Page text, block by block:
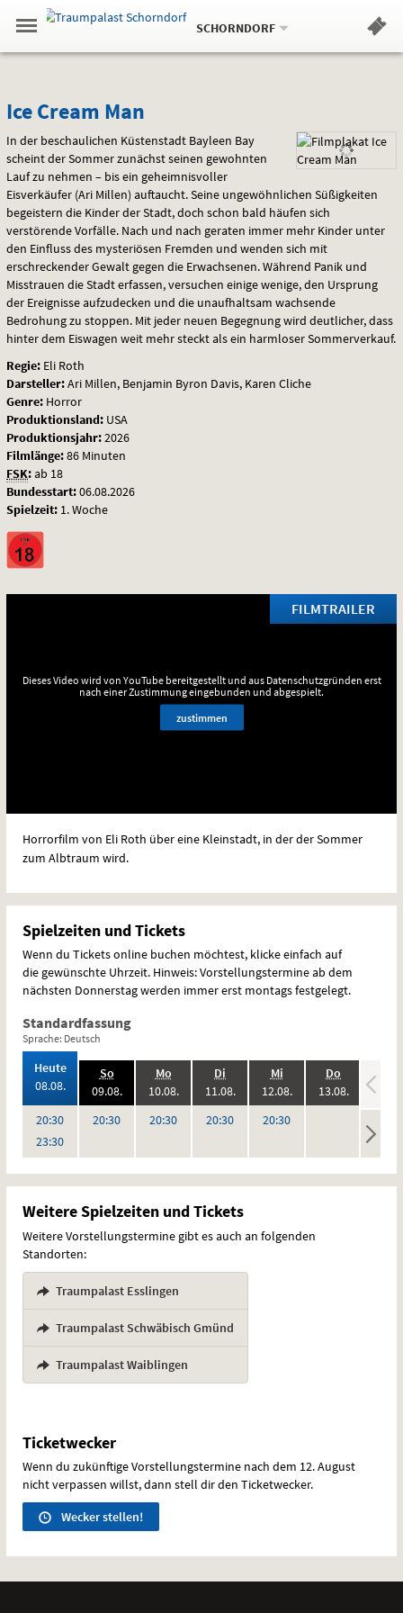
Springe
zum
,zum
.
Navigation
Gehe
zur
Standortauswahl
Standort:
SCHORNDORF.
Hinweis
Ice
Cream
Man
Ice Cream Man
In der beschaulichen Küstenstadt Bayleen Bay
scheint der Sommer zunächst seinen gewohnten
Lauf zu nehmen – bis ein geheimnisvoller
Eisverkäufer (Ari Millen) auftaucht. Seine ungewöhnlichen Süßigkeiten
begeistern die Kinder der Stadt, doch schon bald häufen sich
verstörende Vorfälle. Nach und nach geraten immer mehr Kinder unter
den Einfluss des mysteriösen Fremden und wenden sich mit
erschreckender Gewalt gegen die Erwachsenen. Während Panik und
Misstrauen die Stadt erfassen, versuchen einige wenige, den Ursprung
der Ereignisse aufzudecken und die unaufhaltsam wachsende
Bedrohung zu stoppen. Mit jeder neuen Begegnung wird deutlicher, dass
hinter dem Eiswagen weit mehr steckt als ein harmloser Sommerverkauf.
Regie: Eli Roth
Darsteller:Ari Millen, Benjamin Byron Davis, Karen Cliche
Genre: Horror
Produktionsland: USA
Produktionsjahr:2026
Filmlänge:86 Minuten
FSK:ab 18
Bundesstart:06.08.2026
Spielzeit: 1. Woche
FILMTRAILER
Dieses Video wird von YouTube bereitgestellt und aus Datenschutzgründen erst
nach einer Zustimmung eingebunden und abgespielt.
zustimmen
Horrorfilm von Eli Roth über eine Kleinstadt, in der der Sommer
zum Albtraum wird.
Spielzeiten und Tickets
Wenn du Tickets online buchen möchtest, klicke einfach auf
die gewünschte Uhrzeit. Hinweis: Vorstellungstermine ab dem
nächsten Donnerstag werden immer erst montags festgelegt.
Standardfassung
Sprache: Deutsch
Heute,
08.08.2026:
20:30Uhr
23:30Uhr
So.,
09.08.2026:
20:30Uhr
Mo.,
10.08.2026:
20:30Uhr
Di
11.08.2026:
20:30Uhr
Mi.,
12.08.2026:
20:30Uhr
Do
13.08.2026:
Vorstellungen
Weitere Spielzeiten und Tickets
Weitere Vorstellungstermine gibt es auch an folgenden
Standorten:
Traumpalast Esslingen
Traumpalast Schwäbisch Gmünd
Traumpalast Waiblingen
Ticketwecker
Wenn du zukünftige Vorstellungstermine nach dem 12. August
nicht verpassen willst, dann stell dir den Ticketwecker.
Wecker stellen!